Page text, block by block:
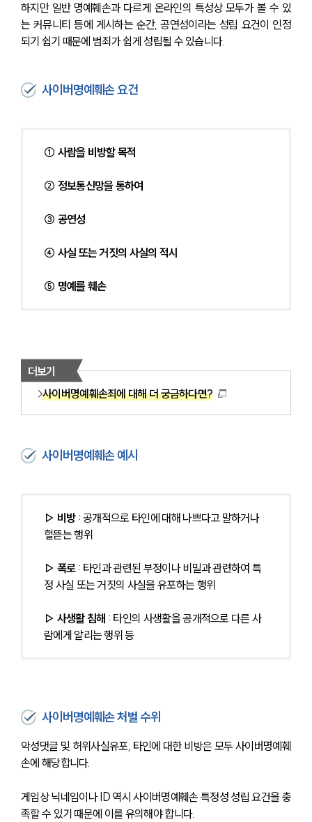
하지만 일반 명예훼손과 다르게 온라인의 특성상 모두가 볼 수 있
는 커뮤니티 등에 게시하는 순간, 공연성이라는 성립 요건이 인정
되기 쉽기 때문에 범죄가 쉽게 성립될 수 있습니다.
사이버명예훼손 요건
① 사람을 비방할 목적
② 정보통신망을 통하여
③ 공연성
④ 사실 또는 거짓의 사실의 적시
⑤ 명예를 훼손
더보기
사이버명예훼손죄에 대해 더 궁금하다면?
사이버명예훼손 예시
▷ 비방 : 공개적으로 타인에 대해 나쁘다고 말하거나
헐뜯는 행위
▷ 폭로 : 타인과 관련된 부정이나 비밀과 관련하여 특
정 사실 또는 거짓의 사실을 유포하는 행위
▷ 사생활 침해 : 타인의 사생활을 공개적으로 다른 사
람에게 알리는 행위 등
사이버명예훼손 처벌 수위
악성댓글 및 허위사실유포, 타인에 대한 비방은 모두 사이버명예훼
손에 해당합니다.
게임상 닉네임이나 ID 역시 사이버명예훼손 특정성 성립 요건을 충
족할 수 있기 때문에 이를 유의해야 합니다.